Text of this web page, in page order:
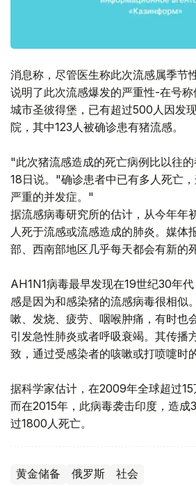
消息称，尽管医生称此次流感属季节
说明了此次流感爆发的严重性-在号
城市圣彼得堡，已有超过500人因发
院，其中123人被确诊患有猪流感。
"此次猪流感造成的死亡病例比以往
18日说。"确诊患者中已有多人死亡
严重的并发症。"
据流感病毒研究所的估计，从今年年
人死于流感或流感造成的肺炎。媒体
部、西南部地区几乎每天都会有新的
AH1N1病毒最早发现在19世纪30年
感是因为和感染猪的流感病毒很相似
嗽、发烧、疲劳、咽喉肿痛，有时也
引发急性肺炎或者呼吸衰竭。其传播
致，通过受感染者的咳嗽或打喷嚏时
据科学家估计，在2009年全球超过15
而在2015年，此病毒袭击印度，造成
过1800人死亡。
黄金储备 俄罗斯 社会